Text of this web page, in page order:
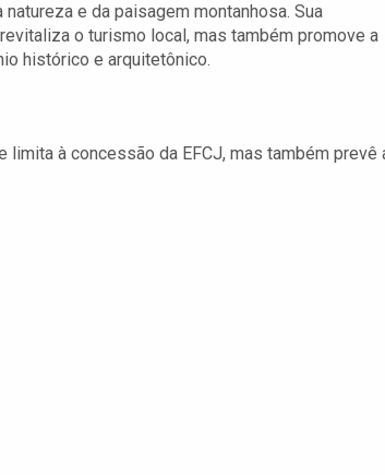
e da paisagem montanhosa. Sua
o turismo local, mas também promove a
histórico e arquitetônico.
à concessão da EFCJ, mas também prevê